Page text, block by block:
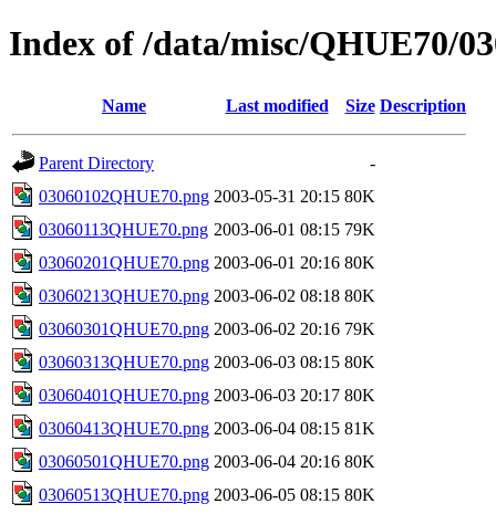
Index of /data/misc/QHUE70/
Name Last modified Size Description
Parent Directory
-
03060102QHUE70.png 2003-05-31 20:15 80K
03060113QHUE70.png 2003-06-01 08:15 79K
03060201QHUE70.png 2003-06-01 20:16 80K
03060213QHUE70.png 2003-06-02 08:18 80K
03060301QHUE70.png 2003-06-02 20:16 79K
03060313QHUE70.png 2003-06-03 08:15 80K
03060401QHUE70.png 2003-06-03 20:17 80K
03060413QHUE70.png 2003-06-04 08:15 81K
03060501QHUE70.png 2003-06-04 20:16 80K
03060513QHUE70.png 2003-06-05 08:15 80K